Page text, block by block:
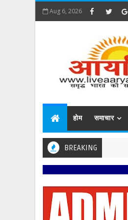
Aug 6, 2026
होम समाचार
BREAKING